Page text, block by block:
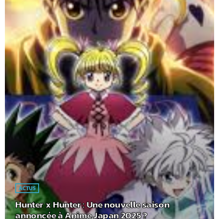
ACTUS
Hunter x Hunter : Une nouvelle saison
annoncée à Anime Japan 2025 ?